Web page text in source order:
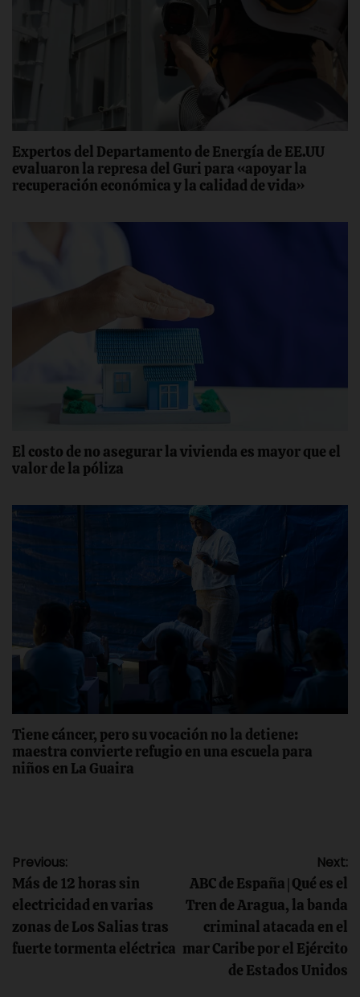
Expertos del Departamento de Energía de EE.UU
evaluaron la represa del Guri para «apoyar la
recuperación económica y la calidad de vida»
El costo de no asegurar la vivienda es mayor que el
valor de la póliza
Tiene cáncer, pero su vocación no la detiene:
maestra convierte refugio en una escuela para
niños en La Guaira
Navegación
de
entradas
Previous:
Más de 12 horas sin
electricidad en varias
zonas de Los Salias tras
fuerte tormenta eléctrica
Next:
ABC de España | Qué es el
Tren de Aragua, la banda
criminal atacada en el
mar Caribe por el Ejército
de Estados Unidos